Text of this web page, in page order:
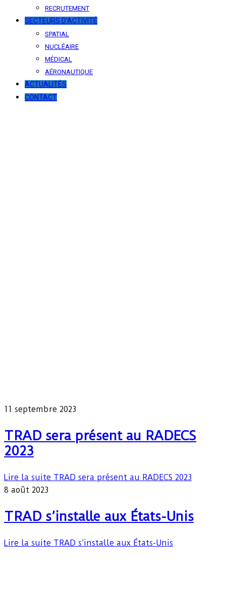
RECRUTEMENT
SECTEURS D’ACTIVITÉ
SPATIAL
NUCLÉAIRE
MÉDICAL
AÉRONAUTIQUE
ACTUALITÉS
CONTACT
11 septembre 2023
TRAD sera présent au RADECS
2023
Lire la suite TRAD sera présent au RADECS 2023
8 août 2023
TRAD s’installe aux États-Unis
Lire la suite TRAD s’installe aux États-Unis